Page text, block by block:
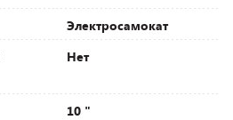
Электросамокат
Нет
10 "